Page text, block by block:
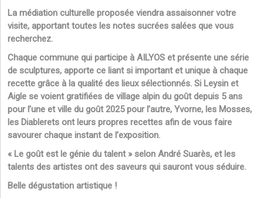
La médiation culturelle proposée viendra assaisonner votre
visite, apportant toutes les notes sucrées salées que vous
recherchez.
Chaque commune qui participe à AILYOS et présente une série
de sculptures, apporte ce liant si important et unique à chaque
recette grâce à la qualité des lieux sélectionnés. Si Leysin et
Aigle se voient gratifiées de village alpin du goût depuis 5 ans
pour l’une et ville du goût 2025 pour l’autre, Yvorne, les Mosses,
les Diablerets ont leurs propres recettes afin de vous faire
savourer chaque instant de l’exposition.
« Le goût est le génie du talent » selon André Suarès, et les
talents des artistes ont des saveurs qui sauront vous séduire.
Belle dégustation artistique !